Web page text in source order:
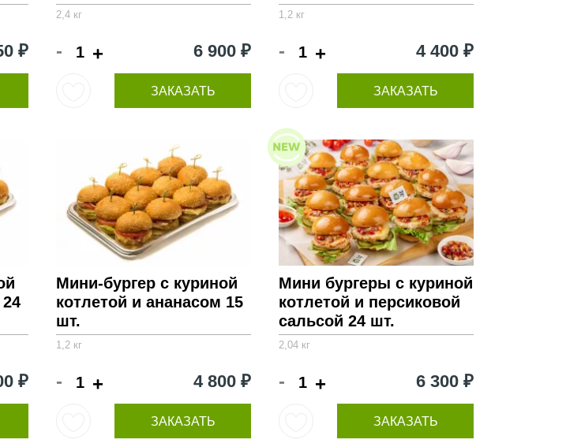
₽
2,4 кг
- + 6 900 ₽
ЗАКАЗАТЬ
1,2 кг
- + 4 400 ₽
ЗАКАЗАТЬ
₽
Мини-бургер с куриной
котлетой и ананасом 15
шт.
1,2 кг
- + 4 800 ₽
ЗАКАЗАТЬ
Мини бургеры с куриной
котлетой и персиковой
сальсой 24 шт.
2,04 кг
- + 6 300 ₽
ЗАКАЗАТЬ